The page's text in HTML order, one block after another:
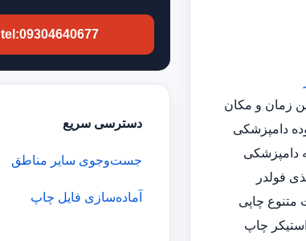
زمان و مکان
دامپزشکی
فولدر
متنوع چاپی
استیکر چاپ
tel:09304640677
دسترسی سریع
جست‌وجوی سایر مناطق
آماده‌سازی فایل چاپ